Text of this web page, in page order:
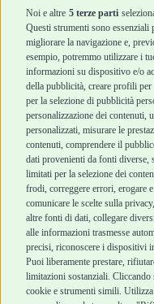
Noi e altre 5 terze parti
Questi strumenti sono
migliorare la navigazione e,
esempio, potremmo utilizzare i
informazioni su dispositivo e/o
della pubblicità, creare profili
per la selezione di pubblicità
personalizzazione dei contenuti,
personalizzati, misurare le
contenuti, comprendere il
dati provenienti da fonti diverse,
limitati per la selezione dei
frodi, correggere errori, erogare
comunicare le scelte sulla
altre fonti di dati, collegare
alle informazioni trasmesse
precisi, riconoscere i dispositivi
Puoi liberamente prestare,
limitazioni sostanziali.
cookie e strumenti simili.
Accessori
Cani Mini
Top Quality
Robinson Pet
Chi siamo
Punti vendita
Marchi
Blog
Assistenza
Pet Shop
Offerte
Promozioni
Recensioni